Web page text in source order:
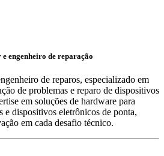
engenheiro de reparação
de reparos, especializado em
de problemas e reparo de dispositivos
em soluções de hardware para
e dispositivos eletrônicos de ponta,
em cada desafio técnico.